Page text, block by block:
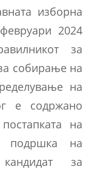
изборна
2024
за
собирање на
на
е содржано
на
на
за